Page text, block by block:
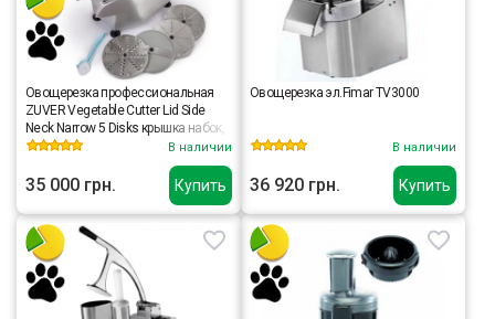
Купить
Овощерезка профессиональная
ZUVER Vegetable Cutter Lid Side
Neck Narrow 5 Disks крышка набок,
горловина узкая 5 дисков 550W,
В наличии
35 000 грн. Купить
Овощерезка эл.Fimar TV3000
В наличии
36 920 грн.